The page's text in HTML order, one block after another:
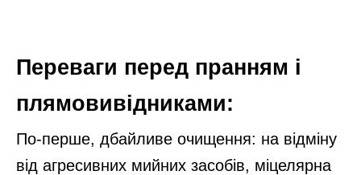
Переваги перед пранням і
плямовивідниками:
По-перше, дбайливе очищення: на відміну
від агресивних мийних засобів, міцелярна